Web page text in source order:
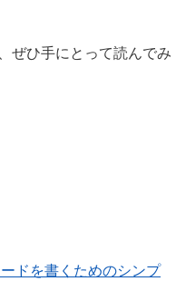
ぜひ手にとって読んでみ
ドを書くためのシンプ